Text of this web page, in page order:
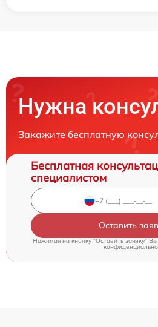
Нужна
Закажите бесплатную
Бесплатная
специалистом
Оставить
Нажимая на кнопку "Оставить заявку"